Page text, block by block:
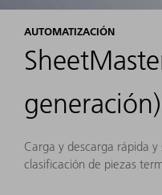
AUTOMATIZACIÓN
generación)
Carga y descarga rápida
clasificación de piezas